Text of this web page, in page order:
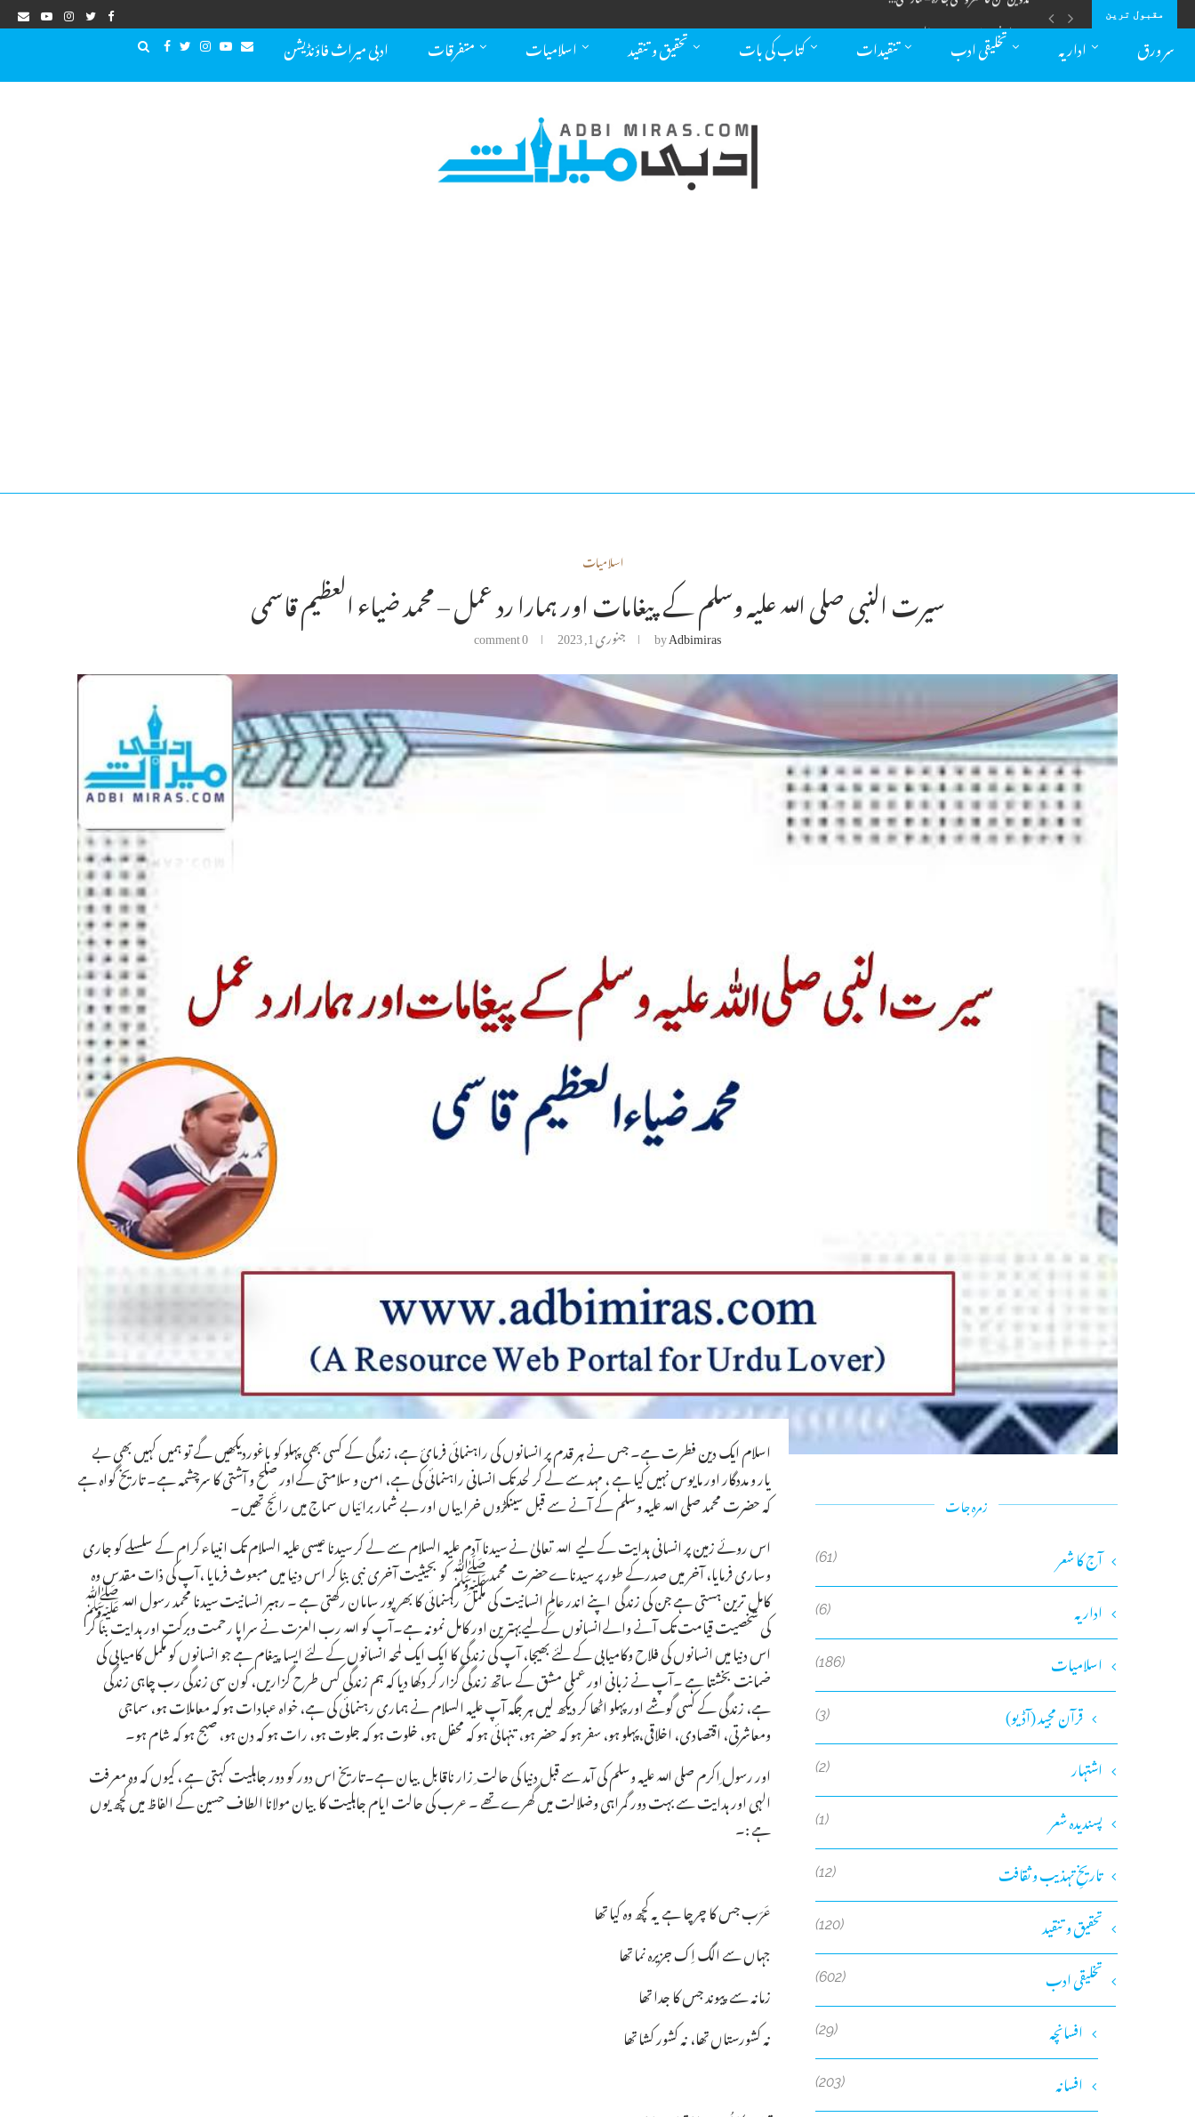
مقبول ترین ترجمہ کا فن :اہمیت اور مسائل – سیدہ...
سر ورق اداریہ تخلیقی ادب تنقیدات کتاب کی بات تحقیق و تنقید اسلامیات متفرقات ادبی میراث فاؤنڈیشن
اسلامیات
سیرت النبی صلی اللہ علیہ وسلم کے پیغامات اور ہمارا رد عمل – محمد ضیاء العظیم قاسمی
byAdbimiras جنوری 1, 2023 0 comment
اسلام ایک دین فطرت ہے۔ جس نے ہر قدم پر انسانوں کی راہنمائی فرمائ ہے، زندگی کے کسی بھی پہلو کو باغوردیکھیں گے تو ہمیں کہیں بھی بے
یار و مددگار اور مایوس نہیں کیا ہے ، مہد سے لے کر لحد تک انسانی راہنمائی کی ہے، امن و سلامتی کےاور صلح و آشتی کا سرچشمہ ہے۔ تاریخ گواہ ہے
کہ حضرت محمد صلی اللہ علیہ وسلم کے آنے سے قبل سینکڑوں خرابیاں اور بے شمار برائیاں سماج میں رائج تھیں۔
اس روئے زمین پر انسانی ہدایت کے لیے اللہ تعالیٰ نے سیدنا آدم علیہ السلام سے لے کر سیدنا عیسی علیہ السلام تک انبیاء کرام کے سلسلے کو جاری
وساری فرمایا، آخر میں صدرکے طور پر سیدناےحضرت محمد ﷺ کو بحیثیت آخری نبی بنا کر اس دنیا میں مبعوث فرمایا ،آپ کی ذات مقدس وہ
کامل ترین ہستی ہے جن کی زندگی اپنے اندر عالمِ انسانیت کی مکمل رہنمائی کا بھر پور سامان رکھتی ہے ۔ رہبر انسانیت سیدنا محمد رسول اللہ ﷺ
کی شخصیت قیامت تک آنے والےانسانوں کےلیےبہترین اور کامل نمونہ ہے۔آپ کو اللہ رب العزت نے سراپا رحمت وبرکت اور ہدایت بنا کر
اس دنیا میں انسانوں کی فلاح وکامیابی کے لئے بھیجا، آپ کی زندگی کا ایک ایک لمحہ انسانوں کے لئے ایسا پیغام ہے جو انسانوں کو مکمل کامیابی کی
ضمانت بخشتا ہے ۔آپ نے زبانی اور عملی مشق کے ساتھ زندگی گزار کر دکھا دیا کہ ہم زندگی کس طرح گزاریں، کون سی زندگی رب چاہی زندگی
ہے، زندگی کے کسی گوشے اور پہلو اٹھا کر دیکھ لیں ہر جگہ آپ علیہ السلام نے ہماری رہنمائی کی ہے، خواہ عبادات ہو کہ معاملات ہو، سماجی
ومعاشرتی، اقتصادی، اخلاقی،پہلو ہو، سفر ہو کہ حضر ہو، تنہائی ہو کہ محفل ہو، خلوت ہو کہ جلوت ہو، رات ہو کہ دن ہو، صبح ہو کہ شام ہو۔
اور رسول ِاکرم صلی اللہ علیہ وسلم کی آمد سے قبل دنیا کی حالت ِ زار ناقابل بیان ہے۔تاریخ اس دور کو دور جاہلیت کہتی ہے ، کیوں کہ وہ معرفت
الہی اور ہدایت سے بہت دور گمراہی وضلالت میں گھرے تھے ۔ عرب کی حالت ایام جاہلیت کا بیان مولانا الطاف حسین کے الفاظ میں کچھ یوں
ہے :۔
عَرَب جس کا چرچا ہے یہ کچھ وہ کیا تھا
جہاں سے الگ اِک جزیرہ نما تھا
زمانہ سے پیوند جس کا جدا تھا
نہ کشورستاں تھا، نہ کشور کشا تھا
زمرہ جات
آج کا شعر (61)
اداریہ (6)
اسلامیات (186)
قرآن مجید (آڈیو) (3)
اشتہار (2)
پسندیدہ شعر (1)
تاریخِ تہذیب و ثقافت (12)
تحقیق و تنقید (120)
تخلیقی ادب (602)
افسانچہ (29)
افسانہ (203)